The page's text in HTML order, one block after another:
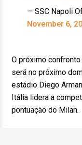
— SSC Napoli
November 6,
O próximo
será no próximo
estádio Diego
Itália lidera a
pontuação do Milan.